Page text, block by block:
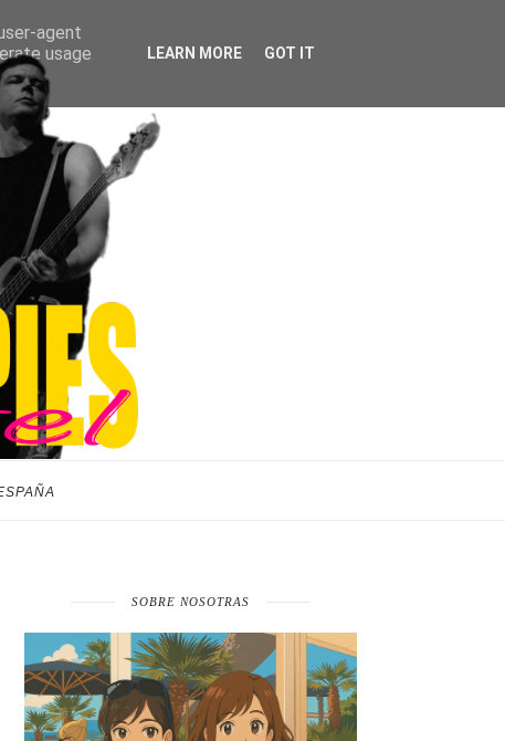
SOBRE NOSOTRAS
agent
usage
LEARN MORE GOT IT